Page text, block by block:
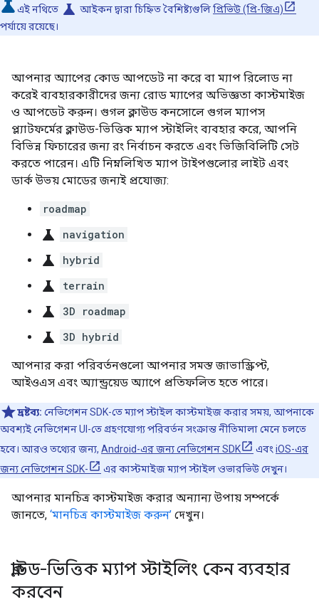
এই নথিতে science আইকন দ্বারা চিহ্নিত বৈশিষ্ট্যগুলিপ্রিভিউ (প্রি-জিএ)
পর্যায়ে রয়েছে।
আপনার অ্যাপের কোড আপডেট না করে বা ম্যাপ রিলোড না
করেই ব্যবহারকারীদের জন্য রোড ম্যাপের অভিজ্ঞতা কাস্টমাইজ
ও আপডেট করুন। গুগল ক্লাউড কনসোলে গুগল ম্যাপস
প্ল্যাটফর্মের ক্লাউড-ভিত্তিক ম্যাপ স্টাইলিং ব্যবহার করে, আপনি
বিভিন্ন ফিচারের জন্য রং নির্বাচন করতে এবং ভিজিবিলিটি সেট
করতে পারেন। এটি নিম্নলিখিত ম্যাপ টাইপগুলোর লাইট এবং
ডার্ক উভয় মোডের জন্যই প্রযোজ্য:
roadmap
science navigation
science hybrid
science terrain
science 3D roadmap
science 3D hybrid
আপনার করা পরিবর্তনগুলো আপনার সমস্ত জাভাস্ক্রিপ্ট,
আইওএস এবং অ্যান্ড্রয়েড অ্যাপে প্রতিফলিত হতে পারে।
দ্রষ্টব্য: নেভিগেশন SDK-তে ম্যাপ স্টাইল কাস্টমাইজ করার সময়, আপনাকে
অবশ্যই নেভিগেশন UI-তে গ্রহণযোগ্য পরিবর্তন সংক্রান্ত নীতিমালা মেনে চলতে
হবে। আরও তথ্যের জন্য, Android-এর জন্য নেভিগেশন SDK এবং iOS-এর
জন্য নেভিগেশন SDK-
এর কাস্টমাইজ ম্যাপ স্টাইল ওভারভিউ দেখুন।
আপনার মানচিত্র কাস্টমাইজ করার অন্যান্য উপায় সম্পর্কে
জানতে, ‘মানচিত্র কাস্টমাইজ করুন’ দেখুন।
ক্লাউড-ভিত্তিক ম্যাপ স্টাইলিং কেন ব্যবহার
করবেন